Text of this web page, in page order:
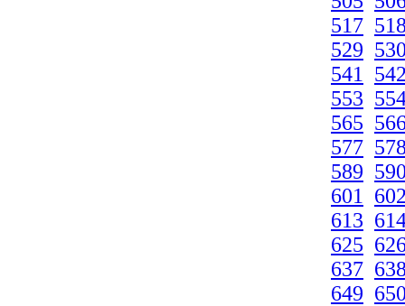
517
529
541
553
565
577
589
601
613
625
637
649